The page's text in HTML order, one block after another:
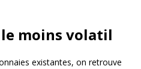
moins volatil
existantes, on retrouve